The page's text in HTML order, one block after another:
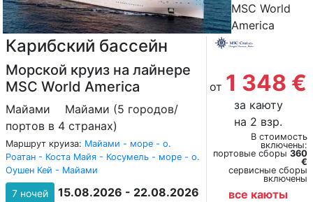
MSC World
America
Карибский бассейн
Морской круиз на лайнере
MSC World America
Майами
Майами (5 городов/
портов в 4 странах)
Маршрут круиза: Майами - море - о.
Роатан - Коста Майя - Косумель - море - о.
Оушен Кей - Майами
7 ночей 15.08.2026 - 22.08.2026
от 1 348 €
за каюту
на 2 взр.
В стоимость
включены:
портовые сборы 360
€
сервисные сборы
включены
все каюты